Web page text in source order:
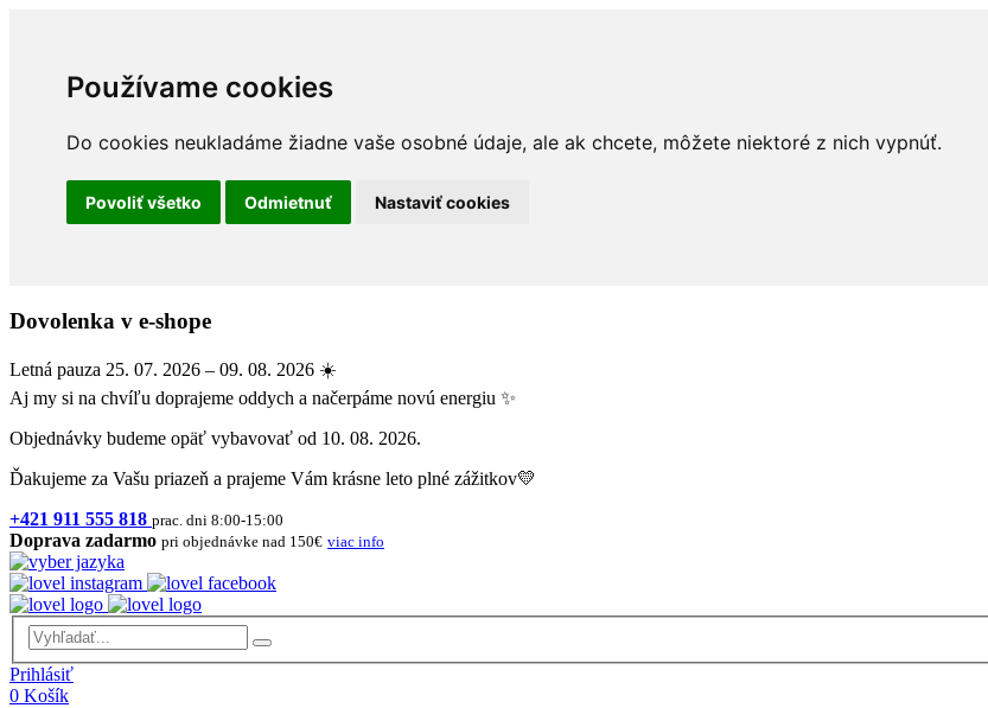
Používame cookies
Do cookies neukladáme žiadne vaše osobné údaje, ale ak chcete, môžete niektoré z nich vypnúť.
Povoliť všetko Odmietnuť Nastaviť cookies
Dovolenka v e-shope
Letná pauza 25. 07. 2026 – 09. 08. 2026 ☀️
Aj my si na chvíľu doprajeme oddych a načerpáme novú energiu ✨
Objednávky budeme opäť vybavovať od 10. 08. 2026.
Ďakujeme za Vašu priazeň a prajeme Vám krásne leto plné zážitkov💛
+421 911 555 818 prac. dni 8:00-15:00
Doprava zadarmo pri objednávke nad 150€ viac info
Prihlásiť
0 Košík